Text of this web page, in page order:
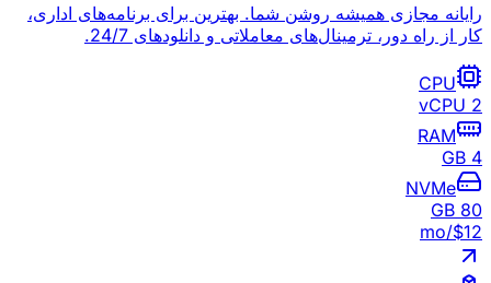
رایانه مجازی همیشه روشن شما. بهترین برای برنامه‌های اداری،
کار از راه دور، ترمینال‌های معاملاتی و دانلودهای 24/7.
CPU
2 vCPU
RAM
4 GB
NVMe
80 GB
$12
/mo